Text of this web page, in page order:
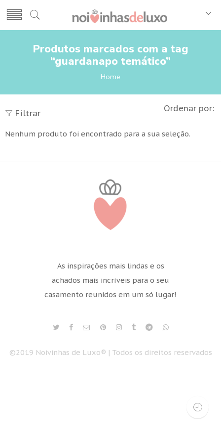
Produtos marcados com a tag
“guardanapo temático”
Home
Filtrar Ordenar por:
Nenhum produto foi encontrado para a sua seleção.
As inspirações mais lindas e os
achados mais incríveis para o seu
casamento reunidos em um só lugar!
©2019 Noivinhas de Luxo® | Todos os direitos reservados